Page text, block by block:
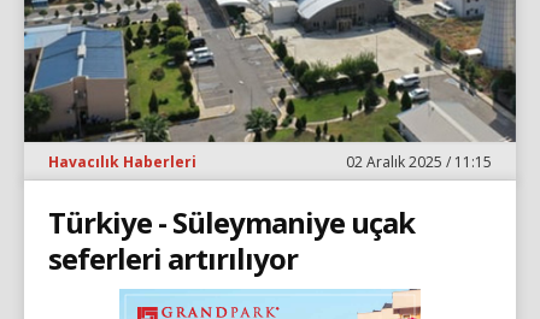
Havacılık Haberleri 02 Aralık 2025 / 11:15
Türkiye - Süleymaniye uçak
seferleri artırılıyor